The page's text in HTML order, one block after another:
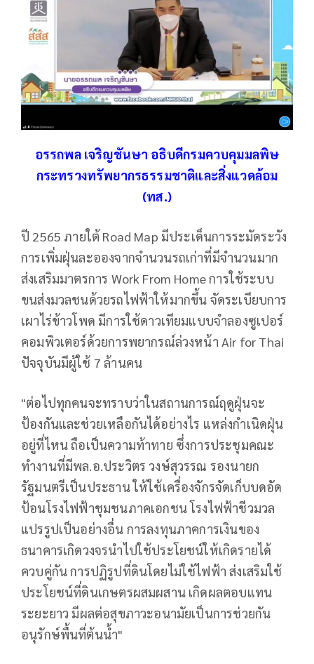
อรรถพล เจริญชันษา อธิบดีกรมควบคุมมลพิษ
กระทรวงทรัพยากรธรรมชาติและสิ่งแวดล้อม
(ทส.)
ปี 2565 ภายใต้ Road Map มีประเด็นการระมัดระวัง
การเพิ่มฝุ่นละอองจากจำนวนรถเก่าที่มีจำนวนมาก
ส่งเสริมมาตรการ Work From Home การใช้ระบบ
ขนส่งมวลชนด้วยรถไฟฟ้าให้มากขึ้น จัดระเบียบการ
เผาไร่ข้าวโพด มีการใช้ดาวเทียมแบบจำลองซูเปอร์
คอมพิวเตอร์ด้วยการพยากรณ์ล่วงหน้า Air for Thai
ปัจจุบันมีผู้ใช้ 7 ล้านคน
"ต่อไปทุกคนจะทราบว่าในสถานการณ์ฤดูฝุ่นจะ
ป้องกันและช่วยเหลือกันได้อย่างไร แหล่งกำเนิดฝุ่น
อยู่ที่ไหน ถือเป็นความท้าทาย ซึ่งการประชุมคณะ
ทำงานที่มีพล.อ.ประวิตร วงษ์สุวรรณ รองนายก
รัฐมนตรีเป็นประธาน ให้ใช้เครื่องจักรจัดเก็บบดอัด
ป้อนโรงไฟฟ้าชุมชนภาคเอกชน โรงไฟฟ้าชีวมวล
แปรรูปเป็นอย่างอื่น การลงทุนภาคการเงินของ
ธนาคารเกิดวงจรนำไปใช้ประโยชน์ให้เกิดรายได้
ควบคู่กัน การปฏิรูปที่ดินโดยไม่ใช้ไฟฟ้า ส่งเสริมใช้
ประโยชน์ที่ดินเกษตรผสมผสาน เกิดผลตอบแทน
ระยะยาว มีผลต่อสุขภาวะอนามัยเป็นการช่วยกัน
อนุรักษ์พื้นที่ต้นน้ำ"